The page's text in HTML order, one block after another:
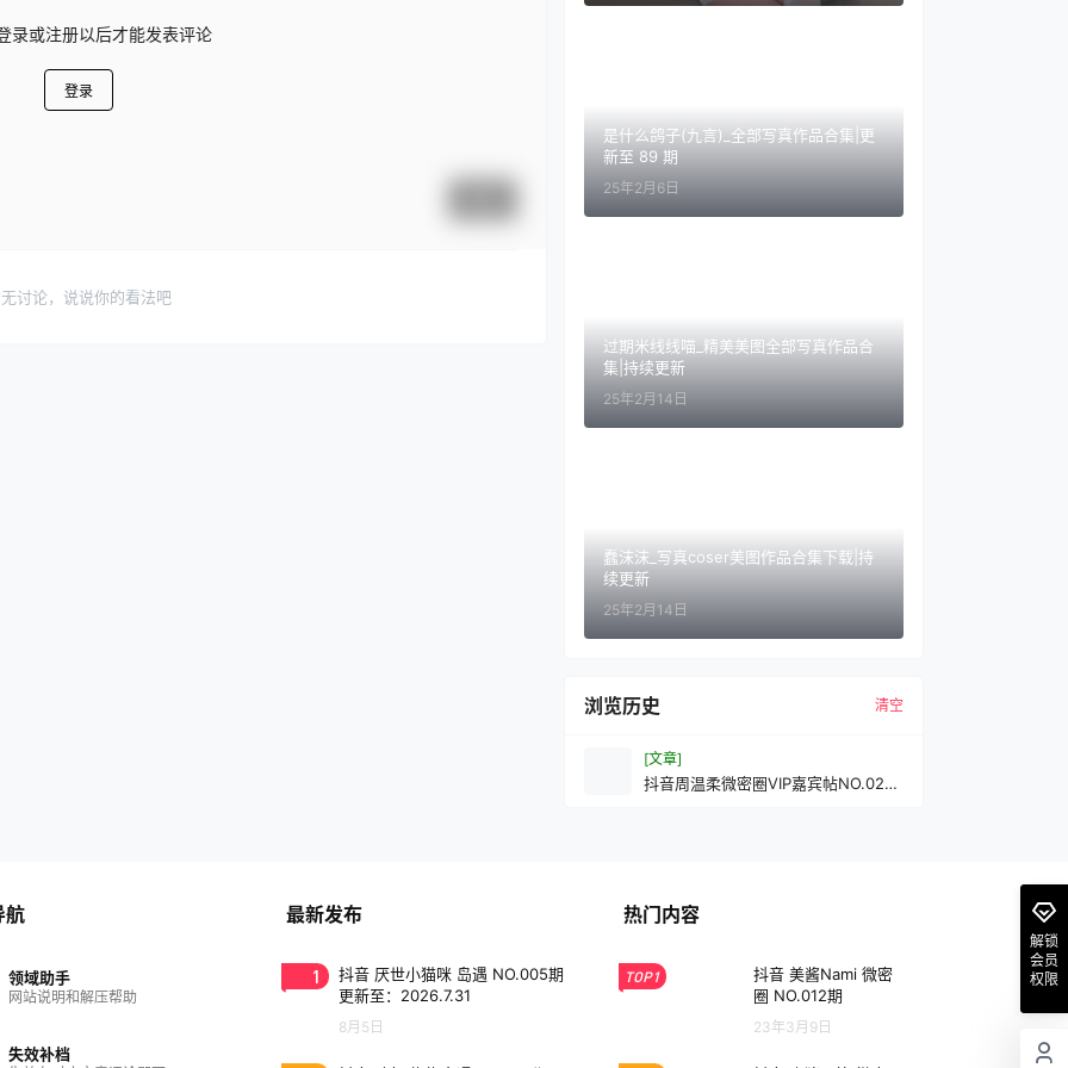
录或注册以后才能发表评论
登录
讨论，说说你的看法吧
是什么鸽子(九言)_全部写真作品合集|更
新至 89 期
25年2月6日
过期米线线喵_精美美图全部写真作品合
集|持续更新
25年2月14日
蠢沫沫_写真coser美图作品合集下载|持
续更新
25年2月14日
浏览历史 清空
[文章]
抖音周温柔微密圈VIP嘉宾帖NO.028
解锁
会员
权限
航
领域助手
网站说明和解压帮助
失效补档
最新发布
1
抖音 厌世小猫咪 岛遇 NO.005期
更新至：2026.7.31
8月5日
热门内容
TOP1
抖音 美酱Nami 微密
圈 NO.012期
23年3月9日